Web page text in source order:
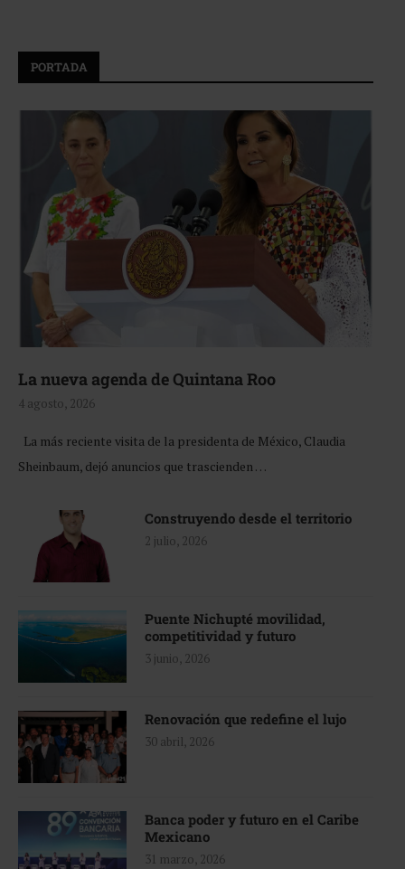
PORTADA
La nueva agenda de Quintana Roo
4 agosto, 2026
La más reciente visita de la presidenta de México, Claudia
Sheinbaum, dejó anuncios que trascienden …
Construyendo desde el territorio
2 julio, 2026
Puente Nichupté movilidad,
competitividad y futuro
3 junio, 2026
Renovación que redefine el lujo
30 abril, 2026
Banca poder y futuro en el Caribe
Mexicano
31 marzo, 2026